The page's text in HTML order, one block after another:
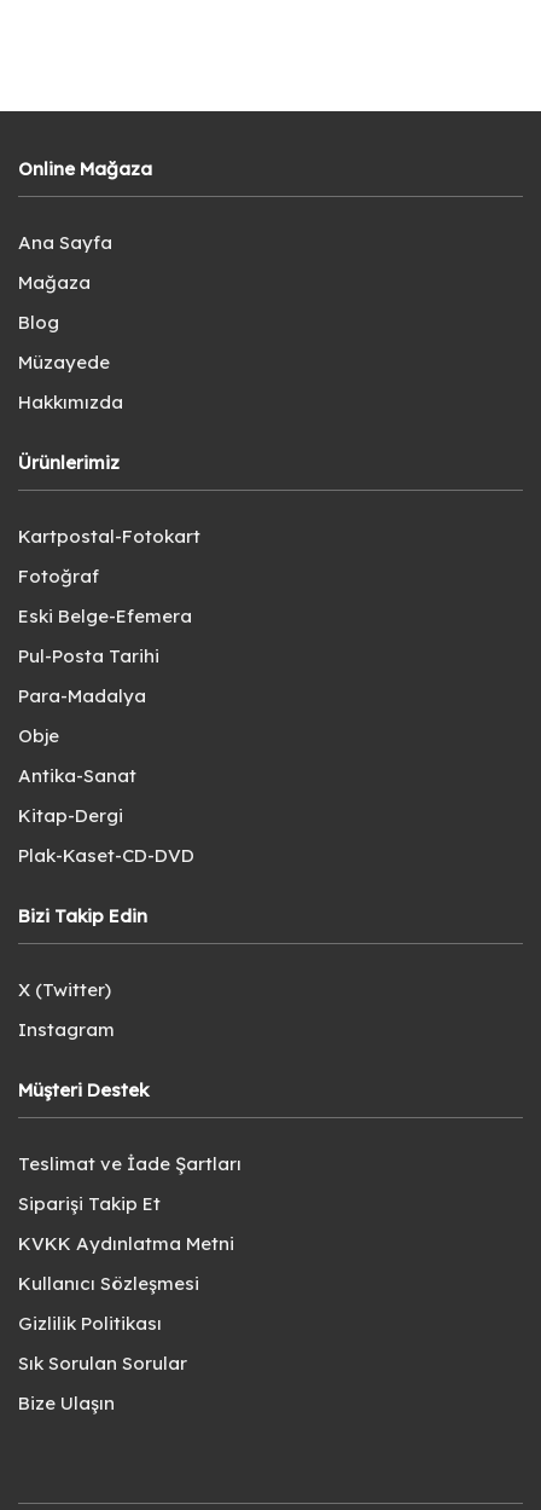
Online Mağaza
Ana Sayfa
Mağaza
Blog
Müzayede
Hakkımızda
Ürünlerimiz
Kartpostal-Fotokart
Fotoğraf
Eski Belge-Efemera
Pul-Posta Tarihi
Para-Madalya
Obje
Antika-Sanat
Kitap-Dergi
Plak-Kaset-CD-DVD
Bizi Takip Edin
X (Twitter)
Instagram
Müşteri Destek
Teslimat ve İade Şartları
Siparişi Takip Et
KVKK Aydınlatma Metni
Kullanıcı Sözleşmesi
Gizlilik Politikası
Sık Sorulan Sorular
Bize Ulaşın